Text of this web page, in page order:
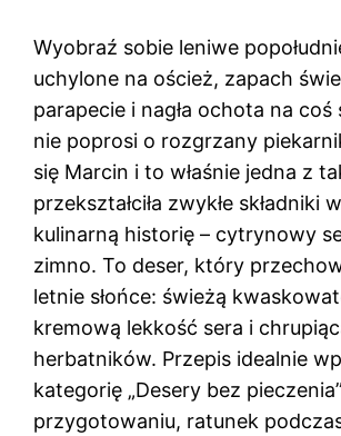
Wyobraź sobie leniwe
uchylone na oścież, zapach
parapecie i nagła ochota na coś
nie poprosi o rozgrzany
się Marcin i to właśnie jedna z
przekształciła zwykłe składniki
kulinarną historię – cytrynowy
zimno. To deser, który
letnie słońce: świeżą
kremową lekkość sera i
herbatników. Przepis idealnie
kategorię „Desery bez
przygotowaniu, ratunek